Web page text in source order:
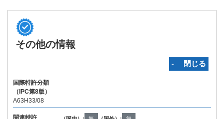
その他の情報
‐ 閉じる
国際特許分類
（IPC第8版）
A63H33/08
関連特許